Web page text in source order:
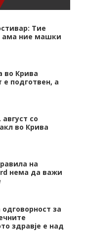
Тие
ама ние машки
во Крива
е подготвен, а
со
во Крива
на
нема да важи
за
здравје е над